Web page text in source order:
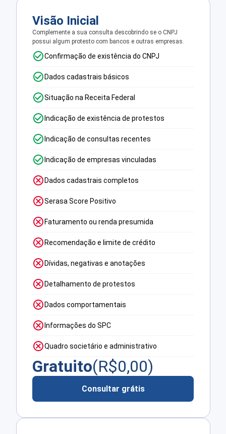
Visão Inicial
Complemente a sua consulta descobrindo se o CNPJ
possui algum protesto com bancos e outras empresas.
Confirmação de existência do CNPJ
Dados cadastrais básicos
Situação na Receita Federal
Indicação de existência de protestos
Indicação de consultas recentes
Indicação de empresas vinculadas
Dados cadastrais completos
Serasa Score Positivo
Faturamento ou renda presumida
Recomendação e limite de crédito
Dívidas, negativas e anotações
Detalhamento de protestos
Dados comportamentais
Informações do SPC
Quadro societário e administrativo
Gratuito(R$0,00)
Consultar grátis